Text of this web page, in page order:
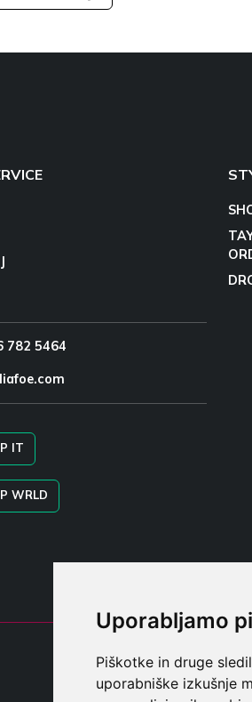
Uporabljamo
Piškotke in druge
uporabniške izkušnje
782 5464
IT
WRLD